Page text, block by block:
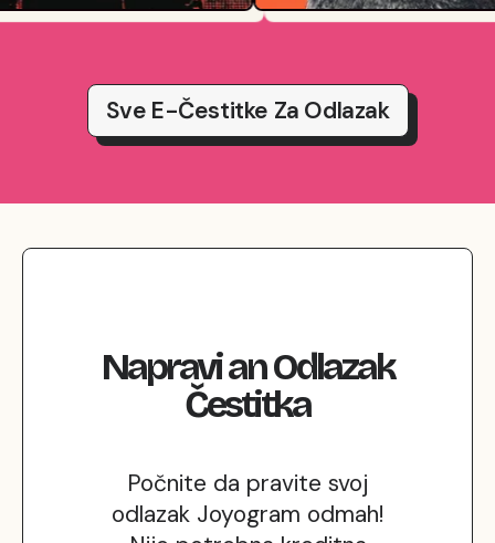
Sve E-Čestitke Za Odlazak
NapravianOdlazak
Čestitka
Počnite da pravite svoj
odlazak Joyogram odmah!